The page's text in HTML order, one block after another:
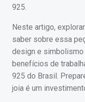
925.
Neste artigo,
saber sobre essa
design e simbolismo
benefícios de
925 do Brasil.
joia é um